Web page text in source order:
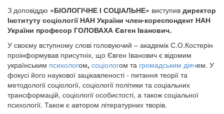
З доповіддю «БІОЛОГІЧНЕ І СОЦІАЛЬНЕ» виступив директор
Інституту соціології НАН України член-кореспондент НАН
України професор ГОЛОВАХА Євген Іванович.
У своєму вступному слові головуючий – академік С.О.Костерін
проінформував присутніх, що Євген Іванович є відомим
українським психологом, соціологом та громадським діячем. У
фокусі його наукової зацікавленості - питання теорії та
методології соціології, соціології політики та соціальних
трансформацій, соціології особистості, а також соціальної
психології. Також є автором літературних творів.